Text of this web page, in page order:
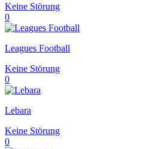
Keine Störung
0
Leagues Football
Keine Störung
0
Lebara
Keine Störung
0